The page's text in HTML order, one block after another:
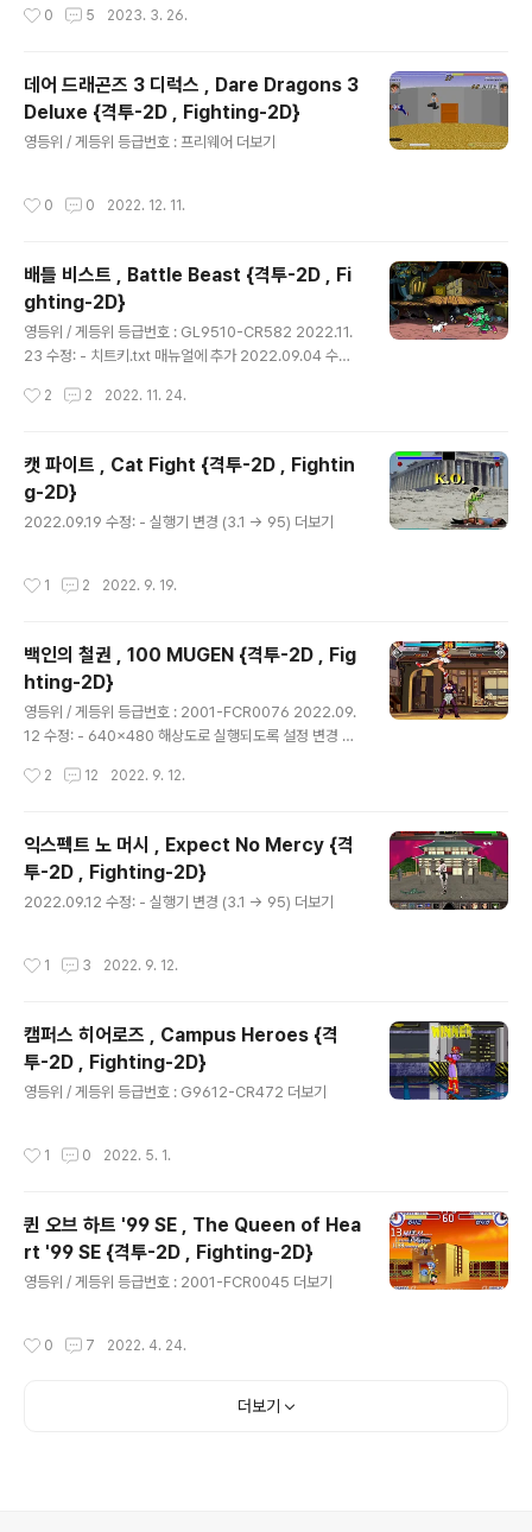
0 5 2023. 3. 26.
데어 드래곤즈 3 디럭스 , Dare Dragons 3
Deluxe {격투-2D , Fighting-2D}
영등위 / 게등위 등급번호 : 프리웨어 더보기
0 0 2022. 12. 11.
배틀 비스트 , Battle Beast {격투-2D , Fi
ghting-2D}
영등위 / 게등위 등급번호 : GL9510-CR582 2022.11.
23 수정: - 치트키.txt 매뉴얼에 추가 2022.09.04 수정:
2 2 2022. 11. 24.
캣 파이트 , Cat Fight {격투-2D , Fightin
g-2D}
2022.09.19 수정: - 실행기 변경 (3.1 -> 95) 더보기
1 2 2022. 9. 19.
백인의 철권 , 100 MUGEN {격투-2D , Fig
hting-2D}
영등위 / 게등위 등급번호 : 2001-FCR0076 2022.09.
12 수정: - 640x480 해상도로 실행되도록 설정 변경 더
2 12 2022. 9. 12.
익스펙트 노 머시 , Expect No Mercy {격
투-2D , Fighting-2D}
2022.09.12 수정: - 실행기 변경 (3.1 -> 95) 더보기
1 3 2022. 9. 12.
캠퍼스 히어로즈 , Campus Heroes {격
투-2D , Fighting-2D}
영등위 / 게등위 등급번호 : G9612-CR472 더보기
1 0 2022. 5. 1.
퀸 오브 하트 '99 SE , The Queen of Hea
rt '99 SE {격투-2D , Fighting-2D}
영등위 / 게등위 등급번호 : 2001-FCR0045 더보기
0 7 2022. 4. 24.
더보기